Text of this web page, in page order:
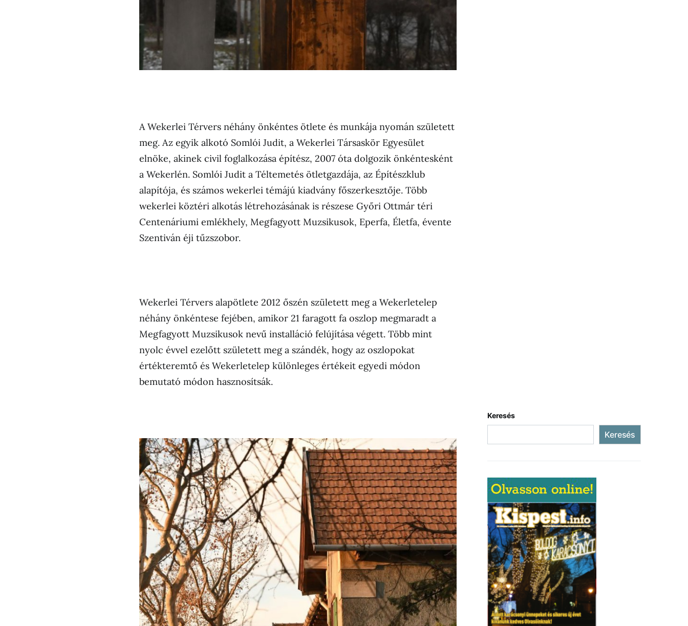
A Wekerlei Térvers néhány önkéntes ötlete és munkája nyomán született
meg. Az egyik alkotó Somlói Judit, a Wekerlei Társaskör Egyesület
elnöke, akinek civil foglalkozása építész, 2007 óta dolgozik önkéntesként
a Wekerlén. Somlói Judit a Téltemetés ötletgazdája, az Építészklub
alapítója, és számos wekerlei témájú kiadvány főszerkesztője. Több
wekerlei köztéri alkotás létrehozásának is részese Győri Ottmár téri
Centenáriumi emlékhely, Megfagyott Muzsikusok, Eperfa, Életfa, évente
Szentiván éji tűzszobor.
Wekerlei Térvers alapötlete 2012 őszén született meg a Wekerletelep
néhány önkéntese fejében, amikor 21 faragott fa oszlop megmaradt a
Megfagyott Muzsikusok nevű installáció felújítása végett. Több mint
nyolc évvel ezelőtt született meg a szándék, hogy az oszlopokat
értékteremtő és Wekerletelep különleges értékeit egyedi módon
bemutató módon hasznosítsák.
Keresés
Keresés